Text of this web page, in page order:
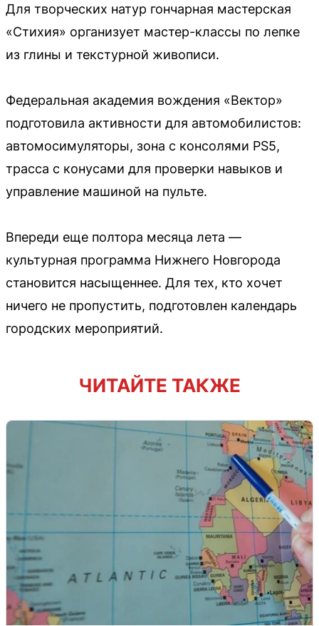
Для творческих натур гончарная мастерская
«Стихия» организует мастер-классы по лепке
из глины и текстурной живописи.
Федеральная академия вождения «Вектор»
подготовила активности для автомобилистов:
автомосимуляторы, зона с консолями PS5,
трасса с конусами для проверки навыков и
управление машиной на пульте.
Впереди еще полтора месяца лета —
культурная программа Нижнего Новгорода
становится насыщеннее. Для тех, кто хочет
ничего не пропустить, подготовлен календарь
городских мероприятий.
ЧИТАЙТЕ ТАКЖЕ